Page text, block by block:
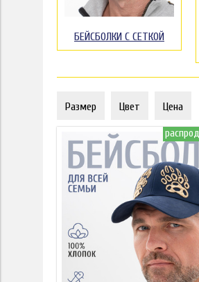
БЕЙСБОЛКИ С СЕТКОЙ
Размер Цвет Цена